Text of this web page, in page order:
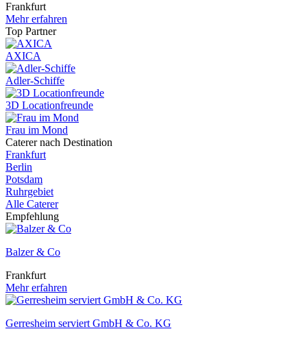
Frankfurt
Mehr erfahren
Top Partner
AXICA
Adler-Schiffe
3D Locationfreunde
Frau im Mond
Caterer nach Destination
Frankfurt
Berlin
Potsdam
Ruhrgebiet
Alle Caterer
Empfehlung
Balzer & Co
Frankfurt
Mehr erfahren
Gerresheim serviert GmbH & Co. KG